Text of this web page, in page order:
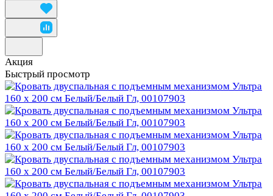
Акция
Быстрый просмотр